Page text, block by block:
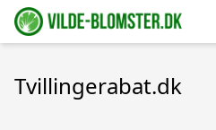
Tvillingerabat.dk